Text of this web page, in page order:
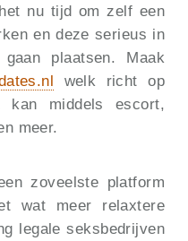
nu tijd om zelf een
en deze serieus in
plaatsen. Maak
welk richt op
kan middels escort,
meer.
zoveelste platform
wat meer relaxtere
legale seksbedrijven